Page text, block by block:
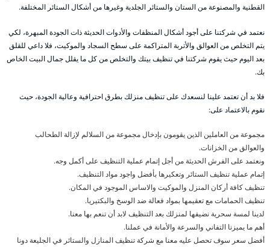
القطنية والمصنوعة من الستان والستائر الجلدية وغيرها من أشكال الستائر المختلفة.
نعتمد في شركتنا على أجود أشكال المنظفات والأدوات الحديثة ذات الجودة المبهرة، لكي
يتم التخلص من العوالق والأتربة المتراكمة على سطح السجاد والموكيت، فلا داعي للقلق
بعد اليوم حيث يقوم شركتنا في تنظيف بيتك والتخلص من كل ما يقلل جمال البيت الخاص
بك.
فلا بد أن تعتمد علينا لنسعدك على تنظيف منزلك بطرق احترافية وعالية الجودة، حيث
نقوم بالاعتماد على:
مجموعة من العاملين الذين يقومون بإدخال مجموعة من السلالم لإزالة الطحالب
والعوالق من الخزانات.
ونعتمد على الفرش الحديثة من أجل إتمام عملية التنظيف على أكمل وجه.
إتمام عملية تنظيف الستائر وتعكيرها بأفضل واجود مواد التنظيف.
تنظيف كافة أركان المنزل والموكيت والاساس الموجود في المكان.
تنظيف الحمامات مع تعقيمها بمواد فعالة ضد الوسخ والبكتيريا.
لدينا لمسة سحرية نضيفها لمنزلك بعد التنظيف لابد أن تنعم بها معنا.
أهم ما يميزنا التفاني والسرعة والأمانة في عملنا.
أفضل سعر سوف تحصل عليه معنا مع شركة تنظيف المنازل والستائر في الجليعة دونا